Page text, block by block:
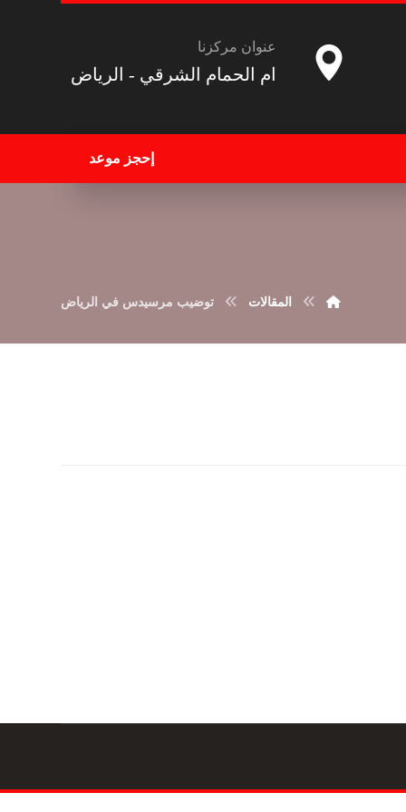
عنوان مركزنا
ام الحمام الشرقي - الرياض
إحجز موعد
المقالات توضيب مرسيدس في الرياض